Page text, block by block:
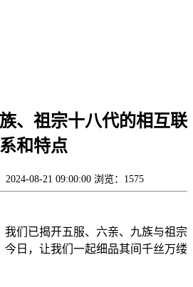
、祖宗十八代的相互联
系和特点
2024-08-21 09:00:00 浏览：1575
们已揭开五服、六亲、九族与祖宗
日，让我们一起细品其间千丝万缕